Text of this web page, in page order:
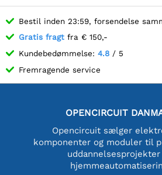
Bestil inden 23:59, forsendelse
Gratis fragt fra € 150,-
Kundebedømmelse: 4.8 / 5
Fremragende service
OPENCIRCUIT
Opencircuit sælger
komponenter og moduler til
uddannelsesprojekter